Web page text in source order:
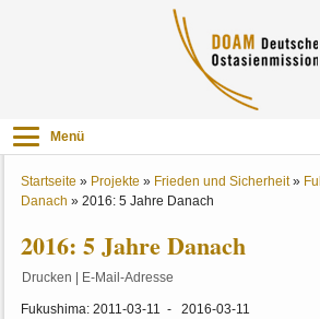
Menü
Startseite » Projekte » Frieden und Sicherheit»
Danach »2016: 5 Jahre Danach
2016: 5 Jahre Danach
Drucken E-Mail-Adresse
Fukushima: 2011-03-11 - 2016-03-11